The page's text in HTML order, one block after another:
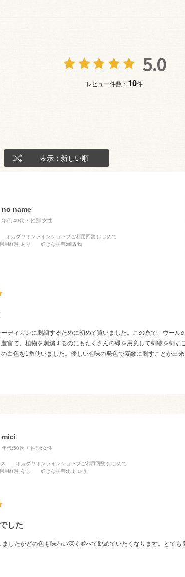
5.0
レビュー件数： 10件
表示：新しい順
no name
年代:40代 性別:女性
オカダヤオンラインショップご利用回数:はじめて
用経験:あり 好きな手芸:編み物
ディガンに刺繍するために初めて買いました。この糸で、ウール
富で、植物を刺繍するのにもたくさんの緑を用意して刺繍を刺す
白色を1番使いました。優しい色味の発色で素敵に刺すことが出
mici
年代:50代 性別:女性
オカダヤオンラインショップご利用回数:はじめて
用経験:なし 好きな手芸:ししゅう
した
ましたがどの色も味わい深く並べて眺めていたくなります。とても